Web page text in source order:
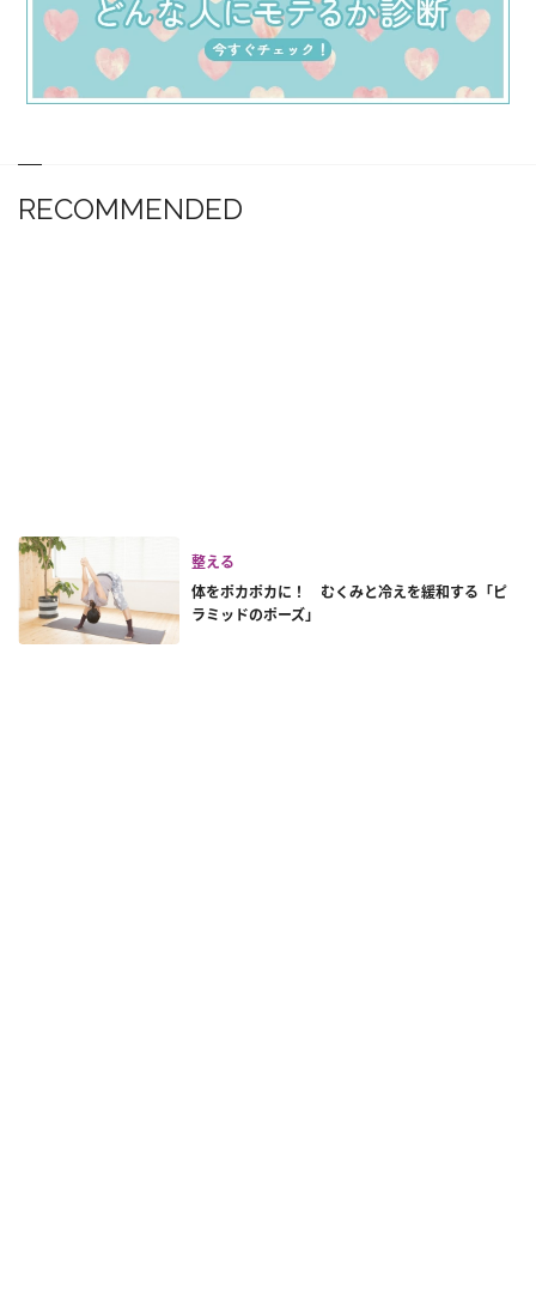
RECOMMENDED
整える
体をポカポカに！ むくみと冷えを緩和する「ピ
ラミッドのポーズ」